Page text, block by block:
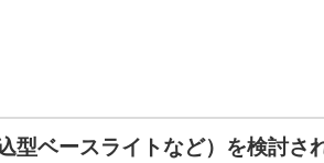
型ベースライトなど）を検討さ